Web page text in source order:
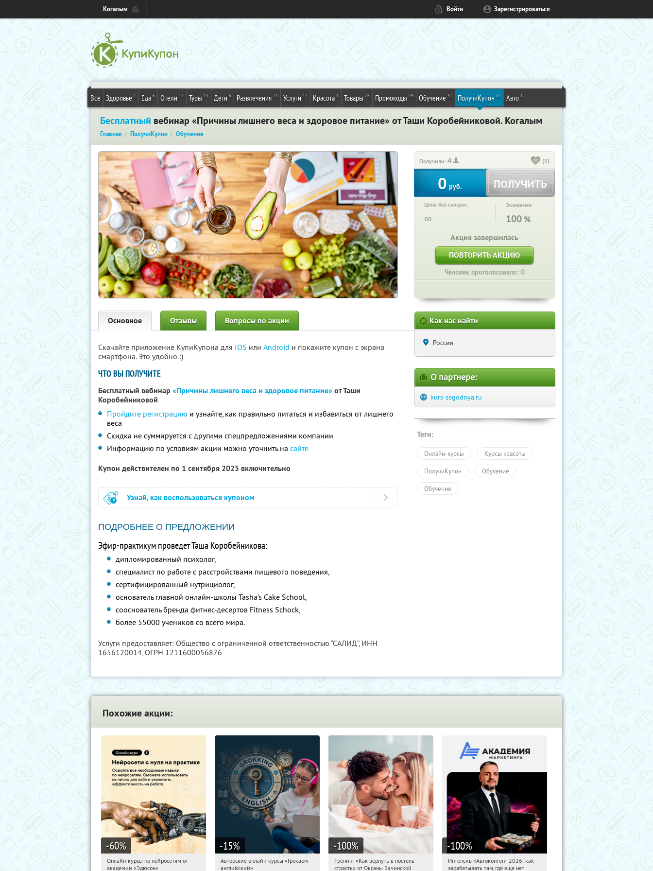
Когалым Войти Зарегистрироваться
Все Здоровье 1 Еда 6 Отели 17 Туры 13 Дети 6 Развлечения 24 Услуги 12 Красота 1 Товары 26 Промокоды 49 Обучение 31 ПолучиКупон 84 Авто 1
Бесплатный вебинар «Причины лишнего веса и здоровое питание» от Таши Коробейниковой. Когалым
Главная ПолучиКупон Обучение
Получили:4 (3)
0 руб. ПОЛУЧИТЬ
Цена без скидки:
∞
Экономия:
100 %
Акция завершилась
ПОВТОРИТЬ АКЦИЮ
Человек проголосовало: 0
Основное Отзывы Вопросы по акции
Скачайте приложение КупиКупона для IOS или Android и покажите купон с экрана
смартфона. Это удобно :)
ЧТО ВЫ ПОЛУЧИТЕ
Бесплатный вебинар «Причины лишнего веса и здоровое питание»от Таши
Коробейниковой
Пройдите регистрацию и узнайте, как правильно питаться и избавиться от лишнего
веса
Скидка не суммируется с другими спецпредложениями компании
Информацию по условиям акции можно уточнить на сайте
Купон действителен по 1 сентября 2025 включительно
Узнай, как воспользоваться купоном
ПОДРОБНЕЕ О ПРЕДЛОЖЕНИИ
Эфир-практикум проведет Таша Коробейникова:
дипломированный психолог,
специалист по работе с расстройствами пищевого поведения,
сертифицированный нутрициолог,
основатель главной онлайн-школы Tasha's Cake School,
сооснователь бренда фитнес-десертов Fitness Schock,
более 55000 учеников со всего мира.
Услуги предоставляет: Общество с ограниченной ответственностью “САЛИД”, ИНН
1656120014, ОГРН 1211600056876
Как нас найти
Россия
О партнере:
kurs-segodnya.ru
Теги:
Онлайн-курсы Курсы красоты
ПолучиКупон Обучение
Обучение
Похожие акции:
-60%
09:46:15 Получили:
Онлайн-курсы по нейросетям от
академии «Эдюсон»
-15%
09:46:15 Получили:
Авторские онлайн-курсы «Грокаем
английский»
-100%
09:46:15 Получили:
Тренинг «Как вернуть в постель
страсть» от Оксаны Бачинской
-100%
09:46:15 Получили:
Интенсив «Автоконтент 2026: как
зарабатывать там, где еще нет